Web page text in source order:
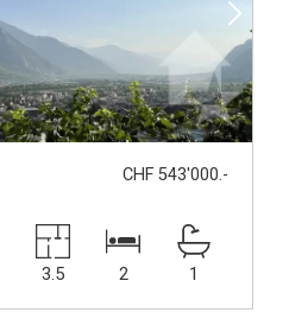
CHF 543'000.-
3.5 2 1